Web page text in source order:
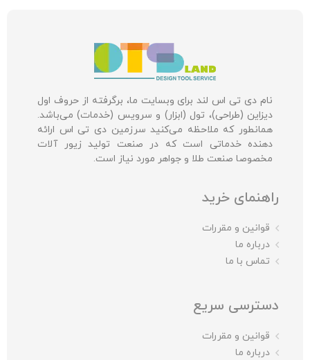
نام دی تی اس لند برای وبسایت ما، برگرفته از حروف اول
دیزاین (طراحی)، تول (ابزار) و سرویس (خدمات) می‌باشد.
همانطور که ملاحظه می‌کنید سرزمین دی تی اس ارائه
دهنده خدماتی است که در صنعت تولید زیور آلات
مخصوصا صنعت طلا و جواهر مورد نیاز است.
راهنمای خرید
قوانین و مقررات
درباره ما
تماس با ما
دسترسی سریع
قوانین و مقررات
درباره ما